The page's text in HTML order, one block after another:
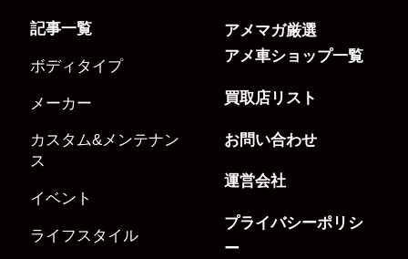
記事一覧
ボディタイプ
メーカー
カスタム&メンテナン
ス
イベント
ライフスタイル
アメマガ厳選
アメ車ショップ一覧
買取店リスト
お問い合わせ
運営会社
プライバシーポリシ
ー